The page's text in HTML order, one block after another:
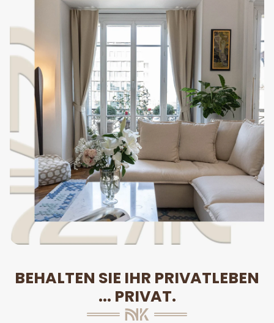
BEHALTEN SIE IHR PRIVATLEBEN
... PRIVAT.